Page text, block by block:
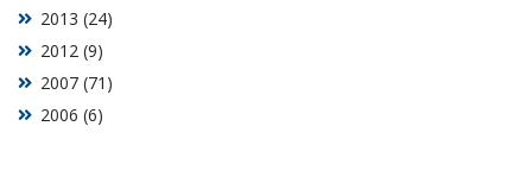
2006 (6)
2007 (71)
2012 (9)
2013 (24)